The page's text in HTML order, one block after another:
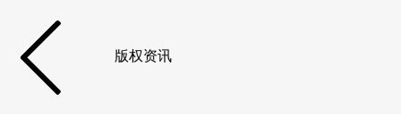
版权资讯